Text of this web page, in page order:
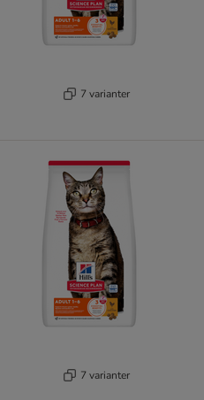
7 varianter
7 varianter